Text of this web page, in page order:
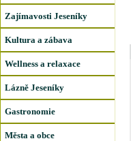
Zajímavosti Jeseníky
Kultura a zábava
Wellness a relaxace
Lázně Jeseníky
Gastronomie
Města a obce